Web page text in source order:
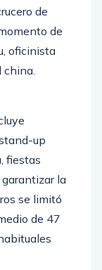
de
de
oficinista
china.
up
fiestas
la
se limitó
de 47